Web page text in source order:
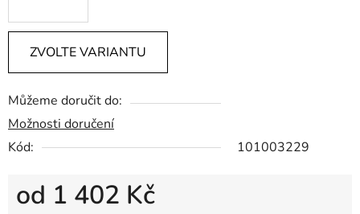
ZVOLTE VARIANTU
Můžeme doručit do:
Možnosti doručení
Kód:
101003229
od 1 402 Kč